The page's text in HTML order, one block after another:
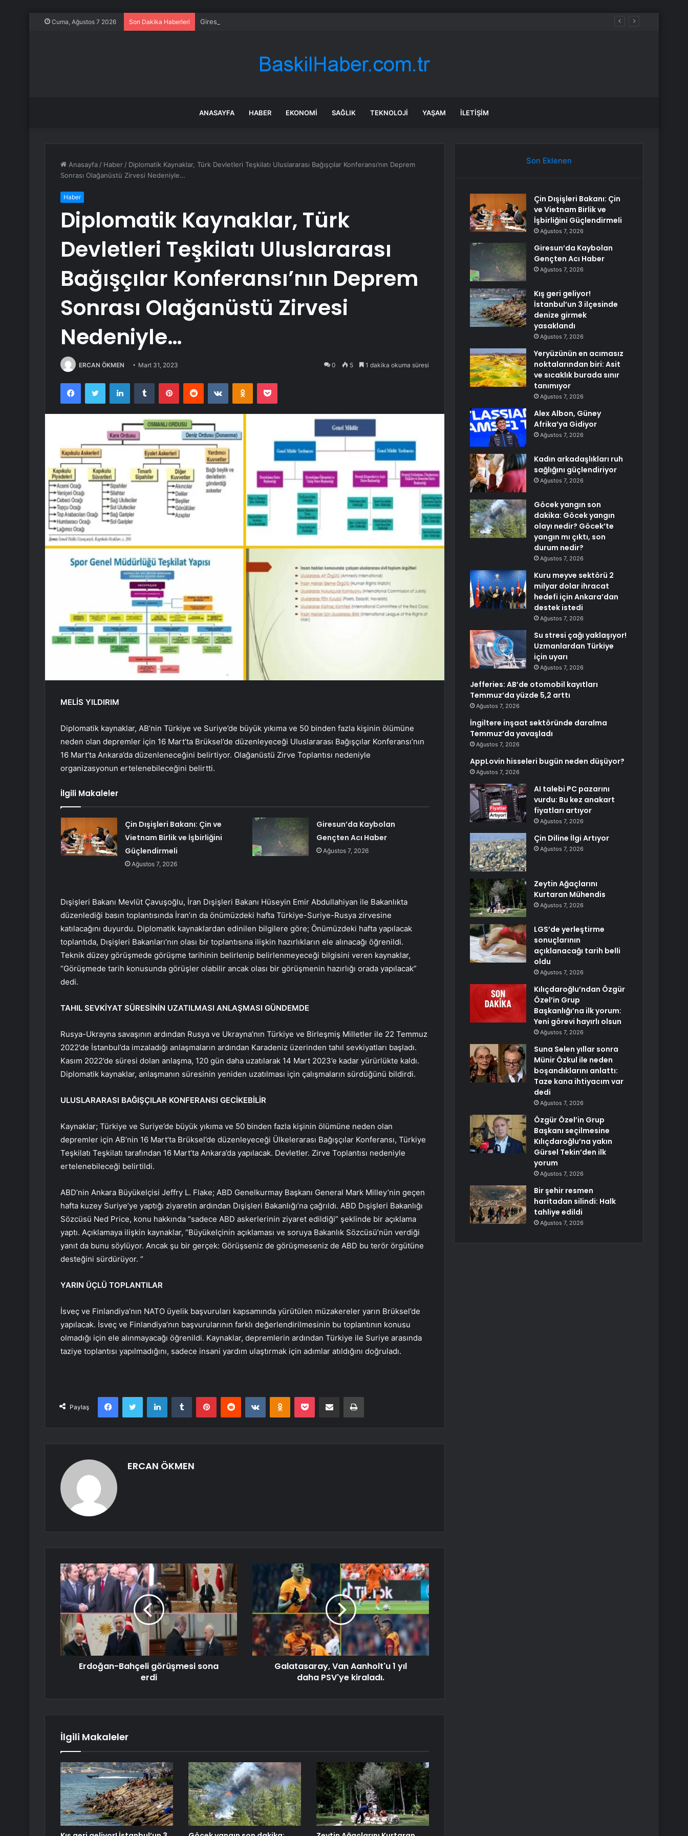
Cuma, Ağustos 7 2026 Son Dakika Haberleri Giresun’da Kaybolan Gençten Acı Haber
ANASAYFA HABER EKONOMI SAĞLIK TEKNOLOJI YAŞAM İLETIŞIM
Anasayfa / Haber / Diplomatik Kaynaklar, Türk Devletleri Teşkilatı Uluslararası Bağışçılar Konferansı’nın Deprem
Sonrası Olağanüstü Zirvesi Nedeniyle…
Haber
Diplomatik Kaynaklar, Türk
Devletleri Teşkilatı Uluslararası
Bağışçılar Konferansı’nın Deprem
Sonrası Olağanüstü Zirvesi
Nedeniyle…
ERCAN ÖKMEN Mart 31, 2023 0 5 1 dakika okuma süresi
FacebookTwitter LinkedInTumblr PinterestReddit VKontakteOdnoklassniki
Pocket
MELİS YILDIRIM
Diplomatik kaynaklar, AB’nin Türkiye ve Suriye’de büyük yıkıma ve 50 binden fazla kişinin ölümüne
neden olan depremler için 16 Mart’ta Brüksel’de düzenleyeceği Uluslararası Bağışçılar Konferansı’nın
16 Mart’ta Ankara’da düzenleneceğini belirtiyor. Olağanüstü Zirve Toplantısı nedeniyle
organizasyonun ertelenebileceğini belirtti.
İlgili Makaleler
Çin Dışişleri Bakanı: Çin ve
Vietnam Birlik ve İşbirliğini
Güçlendirmeli
Ağustos 7, 2026
Giresun’da Kaybolan
Gençten Acı Haber
Ağustos 7, 2026
Dışişleri Bakanı Mevlüt Çavuşoğlu, İran Dışişleri Bakanı Hüseyin Emir Abdullahiyan ile Bakanlıkta
düzenlediği basın toplantısında İran’ın da önümüzdeki hafta Türkiye-Suriye-Rusya zirvesine
katılacağını duyurdu. Diplomatik kaynaklardan edinilen bilgilere göre; Önümüzdeki hafta yapılacak
toplantıda, Dışişleri Bakanları’nın olası bir toplantısına ilişkin hazırlıkların ele alınacağı öğrenildi.
Teknik düzey görüşmede görüşme tarihinin belirlenip belirlenmeyeceği bilgisini veren kaynaklar,
“Görüşmede tarih konusunda görüşler olabilir ancak olası bir görüşmenin hazırlığı orada yapılacak”
dedi.
TAHIL SEVKİYAT SÜRESİNİN UZATILMASI ANLAŞMASI GÜNDEMDE
Rusya-Ukrayna savaşının ardından Rusya ve Ukrayna’nın Türkiye ve Birleşmiş Milletler ile 22 Temmuz
2022’de İstanbul’da imzaladığı anlaşmaların ardından Karadeniz üzerinden tahıl sevkiyatları başladı.
Kasım 2022’de süresi dolan anlaşma, 120 gün daha uzatılarak 14 Mart 2023’e kadar yürürlükte kaldı.
Diplomatik kaynaklar, anlaşmanın süresinin yeniden uzatılması için çalışmaların sürdüğünü bildirdi.
ULUSLARARASI BAĞIŞÇILAR KONFERANSI GECİKEBİLİR
Kaynaklar; Türkiye ve Suriye’de büyük yıkıma ve 50 binden fazla kişinin ölümüne neden olan
depremler için AB’nin 16 Mart’ta Brüksel’de düzenleyeceği Ülkelerarası Bağışçılar Konferansı, Türkiye
Teşkilatı Teşkilatı tarafından 16 Mart’ta Ankara’da yapılacak. Devletler. Zirve Toplantısı nedeniyle
ertelenebileceği belirtildi.
ABD’nin Ankara Büyükelçisi Jeffry L. Flake; ABD Genelkurmay Başkanı General Mark Milley’nin geçen
hafta kuzey Suriye’ye yaptığı ziyaretin ardından Dışişleri Bakanlığı’na çağrıldı. ABD Dışişleri Bakanlığı
Sözcüsü Ned Price, konu hakkında “sadece ABD askerlerinin ziyaret edildiği” şeklinde bir açıklama
yaptı. Açıklamaya ilişkin kaynaklar, “Büyükelçinin açıklaması ve soruya Bakanlık Sözcüsü’nün verdiği
yanıt da bunu söylüyor. Ancak şu bir gerçek: Görüşseniz de görüşmeseniz de ABD bu terör örgütüne
desteğini sürdürüyor. “
YARIN ÜÇLÜ TOPLANTILAR
İsveç ve Finlandiya’nın NATO üyelik başvuruları kapsamında yürütülen müzakereler yarın Brüksel’de
yapılacak. İsveç ve Finlandiya’nın başvurularının farklı değerlendirilmesinin bu toplantının konusu
olmadığı için ele alınmayacağı öğrenildi. Kaynaklar, depremlerin ardından Türkiye ile Suriye arasında
taziye toplantısı yapılmadığını, sadece insani yardım ulaştırmak için adımlar atıldığını doğruladı.
Paylaş
FacebookTwitter LinkedInTumblr PinterestReddit VKontakteOdnoklassniki
Pocket E-Posta ile paylaş Yazdır
ERCAN ÖKMEN
Erdoğan-Bahçeli görüşmesi sona
erdi
Galatasaray, Van Aanholt'u 1 yıl
daha PSV'ye kiraladı.
İlgili Makaleler
Son Eklenen
Çin Dışişleri Bakanı: Çin
ve Vietnam Birlik ve
İşbirliğini Güçlendirmeli
Ağustos 7, 2026
Giresun’da Kaybolan
Gençten Acı Haber
Ağustos 7, 2026
Kış geri geliyor!
İstanbul’un 3 ilçesinde
denize girmek
yasaklandı
Ağustos 7, 2026
Yeryüzünün en acımasız
noktalarından biri: Asit
ve sıcaklık burada sınır
tanımıyor
Ağustos 7, 2026
Alex Albon, Güney
Afrika’ya Gidiyor
Ağustos 7, 2026
Kadın arkadaşlıkları ruh
sağlığını güçlendiriyor
Ağustos 7, 2026
Göcek yangın son
dakika: Göcek yangın
olayı nedir? Göcek’te
yangın mı çıktı, son
durum nedir?
Ağustos 7, 2026
Kuru meyve sektörü 2
milyar dolar ihracat
hedefi için Ankara’dan
destek istedi
Ağustos 7, 2026
Su stresi çağı yaklaşıyor!
Uzmanlardan Türkiye
için uyarı
Ağustos 7, 2026
Jefferies: AB’de otomobil kayıtları
Temmuz’da yüzde 5,2 arttı
Ağustos 7, 2026
İngiltere inşaat sektöründe daralma
Temmuz’da yavaşladı
Ağustos 7, 2026
AppLovin hisseleri bugün neden düşüyor?
Ağustos 7, 2026
AI talebi PC pazarını
vurdu: Bu kez anakart
fiyatları artıyor
Ağustos 7, 2026
Çin Diline İlgi Artıyor
Ağustos 7, 2026
Zeytin Ağaçlarını
Kurtaran Mühendis
Ağustos 7, 2026
LGS’de yerleştirme
sonuçlarının
açıklanacağı tarih belli
oldu
Ağustos 7, 2026
Kılıçdaroğlu’ndan Özgür
Özel’in Grup
Başkanlığı’na ilk yorum:
Yeni görevi hayırlı olsun
Ağustos 7, 2026
Suna Selen yıllar sonra
Münir Özkul ile neden
boşandıklarını anlattı:
Taze kana ihtiyacım var
dedi
Ağustos 7, 2026
Özgür Özel’in Grup
Başkanı seçilmesine
Kılıçdaroğlu’na yakın
Gürsel Tekin’den ilk
yorum
Ağustos 7, 2026
Bir şehir resmen
haritadan silindi: Halk
tahliye edildi
Ağustos 7, 2026